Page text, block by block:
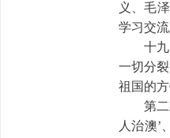
义、毛
学习交
十九、
一切分
祖国的
第二款
人治澳’